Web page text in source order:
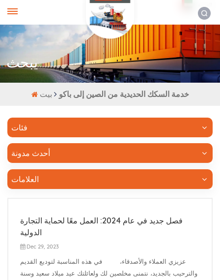
يبحث
خدمة السكك الحديدية من الصين إلى باكو
فئات
أحدث مدونة
العلامات
فصل جديد في عام 2024: العمل معًا لحماية التجارة
الدولية
Dec 29, 2023
عزيزي العملاء والأصدقاء، في هذه المناسبة لتوديع القديم
والترحيب بالجديد، نتمنى مخلصين لك ولعائلتك عيد ميلاد سعيد وسنة